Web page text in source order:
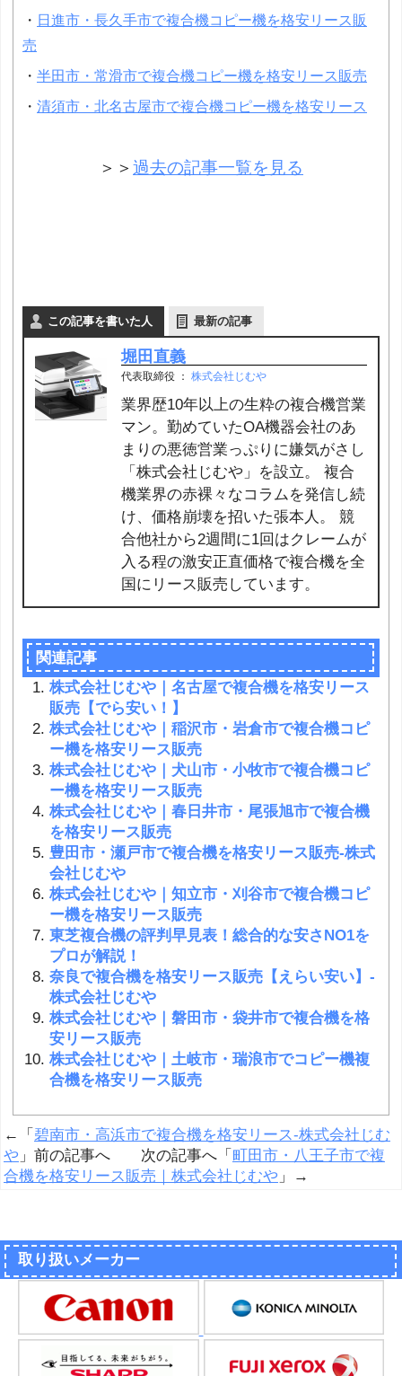
・ 日進市・長久手市で複合機コピー機を格安リース販
売
・ 半田市・常滑市で複合機コピー機を格安リース販売
・ 清須市・北名古屋市で複合機コピー機を格安リース
＞＞ 過去の記事一覧を見る
この記事を書いた人 最新の記事
堀田直義
代表取締役 ： 株式会社じむや
業界歴10年以上の生粋の複合機営業
マン。勤めていたOA機器会社のあ
まりの悪徳営業っぷりに嫌気がさし
「株式会社じむや」を設立。 複合
機業界の赤裸々なコラムを発信し続
け、価格崩壊を招いた張本人。 競
合他社から2週間に1回はクレームが
入る程の激安正直価格で複合機を全
国にリース販売しています。
関連記事
株式会社じむや｜名古屋で複合機を格安リース
販売【でら安い！】
株式会社じむや｜稲沢市・岩倉市で複合機コピ
ー機を格安リース販売
株式会社じむや｜犬山市・小牧市で複合機コピ
ー機を格安リース販売
株式会社じむや｜春日井市・尾張旭市で複合機
を格安リース販売
豊田市・瀬戸市で複合機を格安リース販売-株式
会社じむや
株式会社じむや｜知立市・刈谷市で複合機コピ
ー機を格安リース販売
東芝複合機の評判早見表！総合的な安さNO1を
プロが解説！
奈良で複合機を格安リース販売【えらい安い】-
株式会社じむや
株式会社じむや｜磐田市・袋井市で複合機を格
安リース販売
株式会社じむや｜土岐市・瑞浪市でコピー機複
合機を格安リース販売
←「 碧南市・高浜市で複合機を格安リース-株式会社じむ
や 」前の記事へ 次の記事へ「 町田市・八王子市で複
合機を格安リース販売｜株式会社じむや 」→
取り扱いメーカー